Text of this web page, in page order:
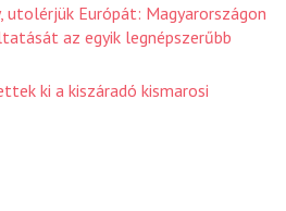
utolérjük Európát: Magyarországon
az egyik legnépszerűbb
ki a kiszáradó kismarosi